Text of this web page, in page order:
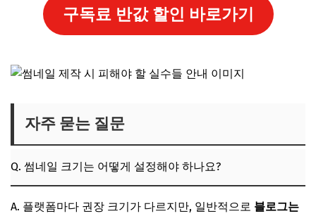
구독료 반값 할인 바로가기
자주 묻는 질문
Q. 썸네일 크기는 어떻게 설정해야 하나요?
A. 플랫폼마다 권장 크기가 다르지만, 일반적으로 블로그는